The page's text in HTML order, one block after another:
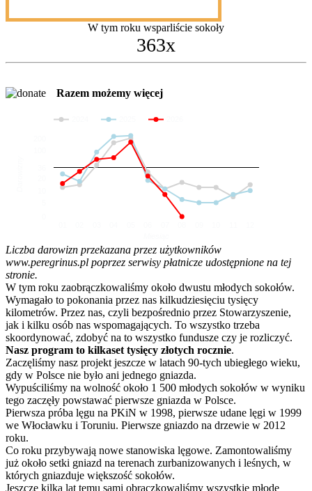
W tym roku wsparliście sokoły
363x
Razem możemy więcej
Liczba darowizn przekazana przez użytkowników
www.peregrinus.pl poprzez serwisy płatnicze udostępnione na tej
stronie.
W tym roku zaobrączkowaliśmy około dwustu młodych sokołów.
Wymagało to pokonania przez nas kilkudziesięciu tysięcy
kilometrów. Przez nas, czyli bezpośrednio przez Stowarzyszenie,
jak i kilku osób nas wspomagających. To wszystko trzeba
skoordynować, zdobyć na to wszystko fundusze czy je rozliczyć.
Nasz program to kilkaset tysięcy złotych rocznie.
Zaczęliśmy nasz projekt jeszcze w latach 90-tych ubiegłego wieku,
gdy w Polsce nie było ani jednego gniazda.
Wypuściliśmy na wolność około 1 500 młodych sokołów w wyniku
tego zaczęły powstawać pierwsze gniazda w Polsce.
Pierwsza próba lęgu na PKiN w 1998, pierwsze udane lęgi w 1999
we Włocławku i Toruniu. Pierwsze gniazdo na drzewie w 2012
roku.
Co roku przybywają nowe stanowiska lęgowe. Zamontowaliśmy
już około setki gniazd na terenach zurbanizowanych i leśnych, w
których gniazduje większość sokołów.
Jeszcze kilka lat temu sami obrączkowaliśmy wszystkie młode